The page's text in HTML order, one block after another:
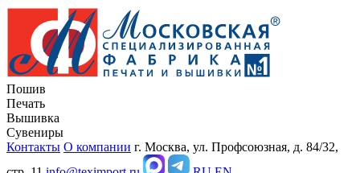
Пошив
Печать
Вышивка
Сувениры
Контакты О компании г. Москва, ул. Профсоюзная, д. 84/32,